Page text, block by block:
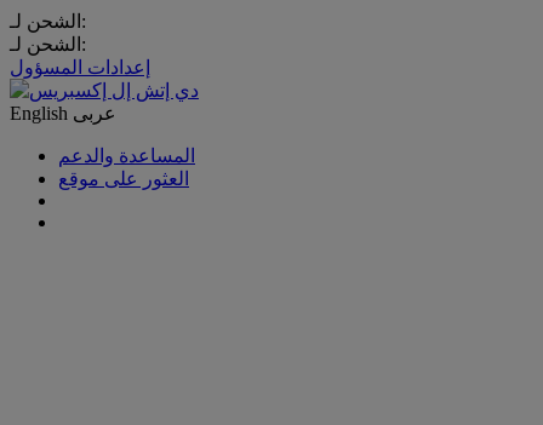
الشحن لـ:
الشحن لـ:
إعدادات المسؤول
English عربى
المساعدة والدعم
العثور على موقع